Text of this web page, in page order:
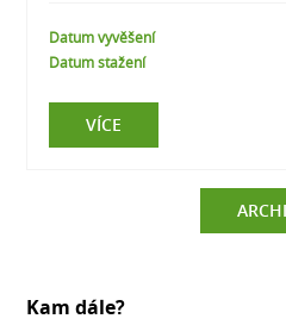
Datum vyvěšení
Datum stažení
VÍCE
Kam dále?